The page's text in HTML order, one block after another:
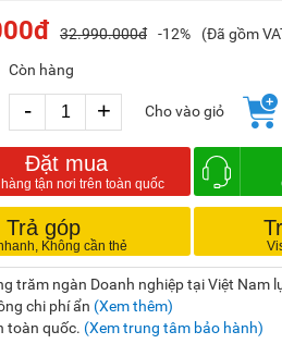
32.990.000đ -12%
(Đã gồm
Còn hàng
- + Cho vào giỏ
Đặt mua
Trả góp
trăm ngàn Doanh nghiệp tại Việt Nam
chi phí ẩn (Xem thêm)
toàn quốc. (Xem trung tâm bảo hành)